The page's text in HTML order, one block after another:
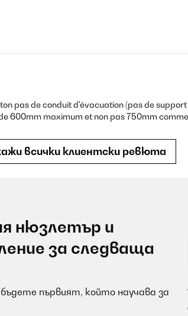
pas de conduit d'évacuation (pas de
600mm maximum et non pas 750mm
J’en suis très content.
всички клиентски ревюта
нюзлетър и
за следваща
първият, който научава за